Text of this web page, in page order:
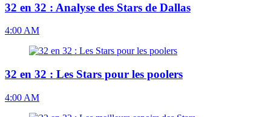
32 en 32 : Analyse des Stars de Dallas
4:00 AM
32 en 32 : Les Stars pour les poolers
4:00 AM